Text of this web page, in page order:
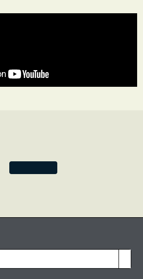
jazz e trova ispirazione nella
della nostra serie Retro Pop! fanno
questa copertina, che rispecchia lo
art di Comstock.